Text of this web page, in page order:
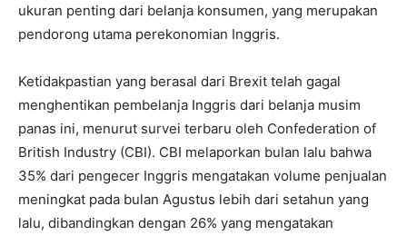
ukuran penting dari belanja konsumen, yang merupakan
pendorong utama perekonomian Inggris.
Ketidakpastian yang berasal dari Brexit telah gagal
menghentikan pembelanja Inggris dari belanja musim
panas ini, menurut survei terbaru oleh Confederation of
British Industry (CBI). CBI melaporkan bulan lalu bahwa
35% dari pengecer Inggris mengatakan volume penjualan
meningkat pada bulan Agustus lebih dari setahun yang
lalu, dibandingkan dengan 26% yang mengatakan